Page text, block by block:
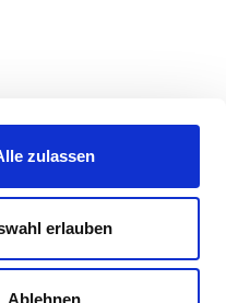
zulassen
erlauben
Ablehnen